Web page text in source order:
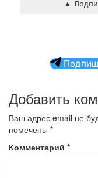
Добавить
Ваш адрес email не
помечены *
Комментарий *